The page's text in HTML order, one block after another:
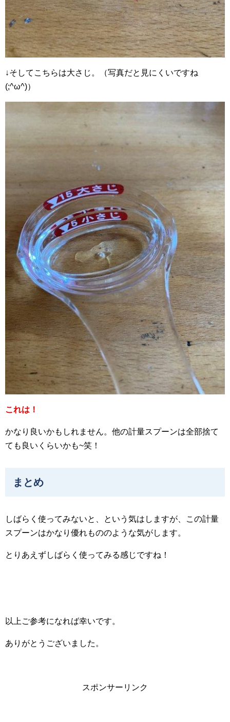
↓そしてこちらは大さじ。（写真だと見にくいですね
(;^ω^)）
これは！
かなり良いかもしれません。他の計量スプーンは全部捨て
ても良いくらいかも~笑！
まとめ
しばらく使ってみないと、という気はしますが、この計量
スプーンはかなり優れもののような気がします。
とりあえずしばらく使ってみる感じですね！
以上ご参考になれば幸いです。
ありがとうございました。
スポンサーリンク